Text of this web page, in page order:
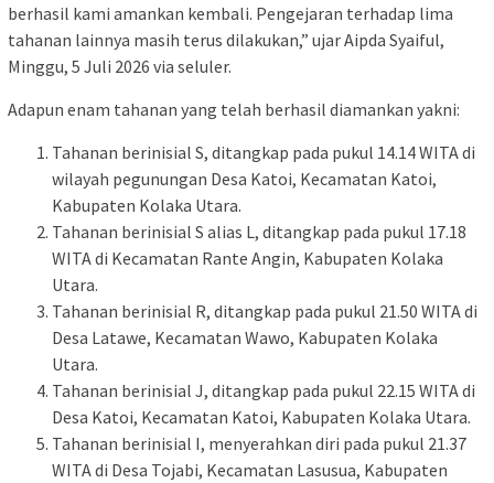
berhasil kami amankan kembali. Pengejaran terhadap lima
tahanan lainnya masih terus dilakukan,” ujar Aipda Syaiful,
Minggu, 5 Juli 2026 via seluler.
Adapun enam tahanan yang telah berhasil diamankan yakni:
Tahanan berinisial S, ditangkap pada pukul 14.14 WITA di
wilayah pegunungan Desa Katoi, Kecamatan Katoi,
Kabupaten Kolaka Utara.
Tahanan berinisial S alias L, ditangkap pada pukul 17.18
WITA di Kecamatan Rante Angin, Kabupaten Kolaka
Utara.
Tahanan berinisial R, ditangkap pada pukul 21.50 WITA di
Desa Latawe, Kecamatan Wawo, Kabupaten Kolaka
Utara.
Tahanan berinisial J, ditangkap pada pukul 22.15 WITA di
Desa Katoi, Kecamatan Katoi, Kabupaten Kolaka Utara.
Tahanan berinisial I, menyerahkan diri pada pukul 21.37
WITA di Desa Tojabi, Kecamatan Lasusua, Kabupaten